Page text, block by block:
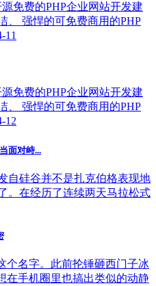
免费的PHP企业网站开发建
、 强悍的可免费商用的PHP
11
免费的PHP企业网站开发建
、 强悍的可免费商用的PHP
12
面对峙...
自硅谷并不是扎克伯格表现地
。在经历了连续两天马拉松式
个名字。此前抡锤砸西门子冰
在手机圈里也搞出类似的动静